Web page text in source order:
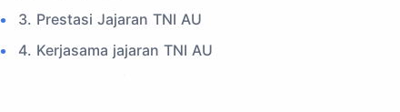
3. Prestasi Jajaran TNI AU
4. Kerjasama jajaran TNI AU